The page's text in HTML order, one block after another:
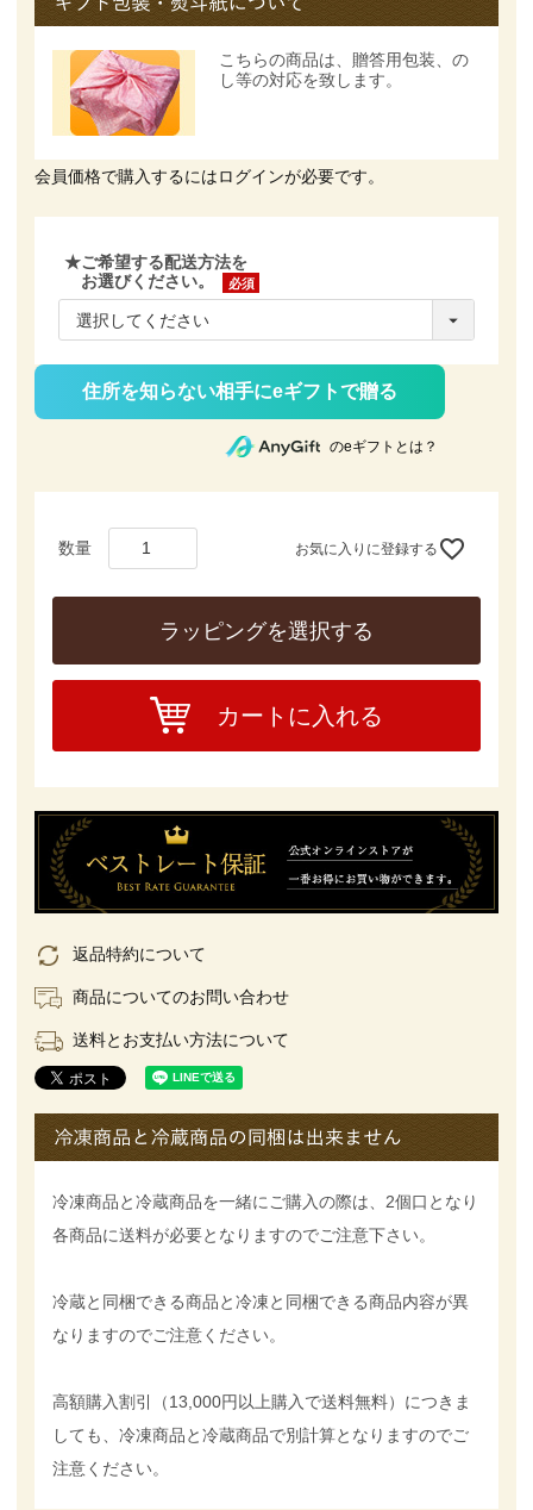
こちらの商品は、 贈答用包装、の
し等の対応を致します。
会員価格で購入するにはログインが必要です。
★ご希望する配送方法を
お選びください。
(必
住所を知らない相手にeギフトで贈る
のeギフトとは？
お気に入りに登録する
ラッピングを選択する
カートに入れる
返品特約について
商品についてのお問い合わせ
送料とお支払い方法について
冷凍商品と冷蔵商品を一緒にご購入の際は、2個口となり
各商品に送料が必要となりますのでご注意下さい。
冷蔵と同梱できる商品と冷凍と同梱できる商品内容が異
なりますのでご注意ください。
高額購入割引（13,000円以上購入で送料無料）につきま
しても、冷凍商品と冷蔵商品で別計算となりますのでご
注意ください。